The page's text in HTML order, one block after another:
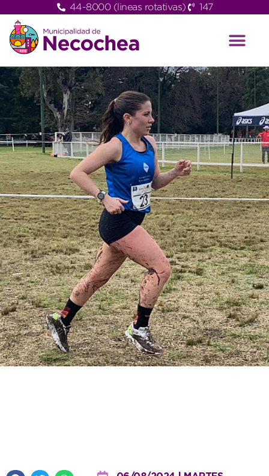
44-8000 (lineas rotativas) 147